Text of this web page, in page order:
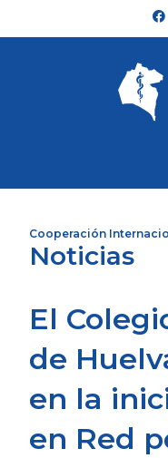
F
a
c
o
o
k
Cooperación
Noticias
El
de
en la
en Red